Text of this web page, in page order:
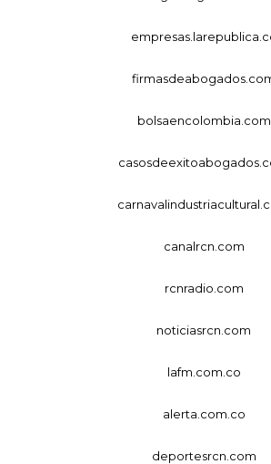
bolsaencolombia.com
canalrcn.com
rcnradio.com
noticiasrcn.com
lafm.com.co
alerta.com.co
deportesrcn.com